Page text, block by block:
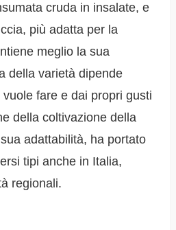
cruda in insalate, e
più adatta per la
meglio la sua
della varietà dipende
fare e dai propri gusti
della coltivazione della
adattabilità, ha portato
tipi anche in Italia,
regionali.